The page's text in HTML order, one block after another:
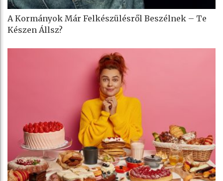
A Kormányok Már Felkészülésről Beszélnek – Te
Készen Állsz?